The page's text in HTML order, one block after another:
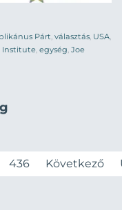
Párt, választás, USA,
Institute, egység, Joe
436 Következő